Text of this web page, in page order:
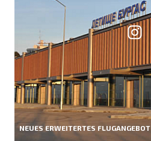
NEUES ERWEITERTES FLUGANGEBOT